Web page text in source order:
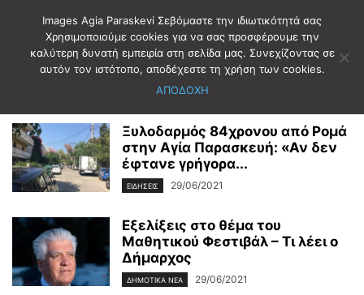
Αρχική 2021 Ιούνιος 29
Ημερήσιο Αρχείο: 29/06/2021
Ξυλοδαρμός 84χρονου από Ρομά
στην Αγία Παρασκευή: «Αν δεν
έφτανε γρήγορα...
ΕΙΔΗΣΕΙΣ 29/06/2021
Εξελίξεις στο θέμα του
Μαθητικού Φεστιβάλ – Τι λέει ο
Δήμαρχος
ΔΗΜΟΤΙΚΑ ΝΕΑ 29/06/2021
Images Agia Paraskevi Σεβόμαστε την ιδιωτικότητά σας
Χρησιμοποιούμε cookies για να σας προσφέρουμε την
καλύτερη δυνατή εμπειρία στη σελίδα μας. Συνεχίζοντας σε
αυτόν τον ιστότοπο, αποδέχεστε τη χρήση των cookies.
ΑΠΟΔΟΧΗ